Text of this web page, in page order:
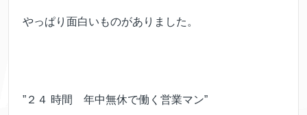
やっぱり面白いものがありました。
”２４ 時間 年中無休で働く営業マン”